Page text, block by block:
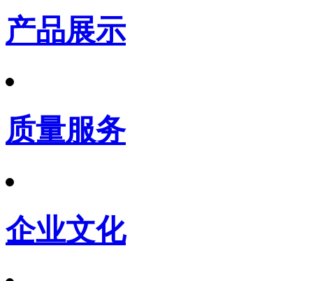
产品展示
质量服务
企业文化